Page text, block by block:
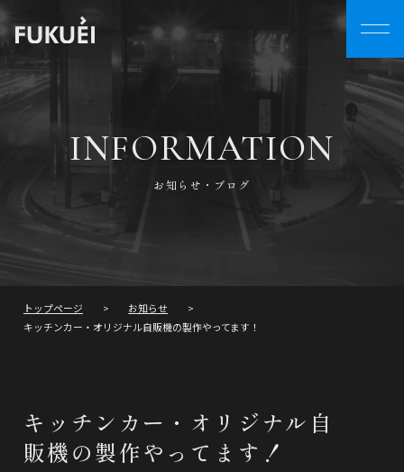
INFORMATION
お知らせ・ブログ
トップページ
お知らせ
キッチンカー・オリジナル自販機の製作やってます！
キッチンカー・オリジナル自
販機の製作やってます！